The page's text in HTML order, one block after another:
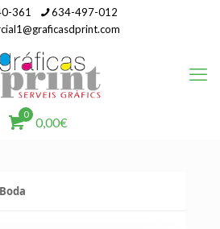
361
634-497-012
0
0,00€